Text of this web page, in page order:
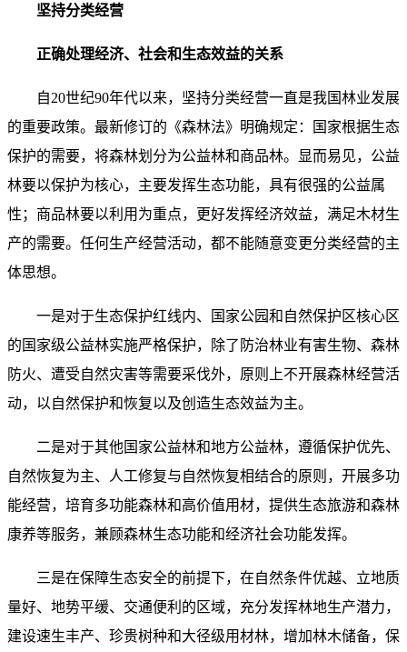
坚持分类经营
正确处理经济、社会和生态效益的关系
自20世纪90年代以来，坚持分类经营一直是我国林业发展
的重要政策。最新修订的《森林法》明确规定：国家根据生态
保护的需要，将森林划分为公益林和商品林。显而易见，公益
林要以保护为核心，主要发挥生态功能，具有很强的公益属
性；商品林要以利用为重点，更好发挥经济效益，满足木材生
产的需要。任何生产经营活动，都不能随意变更分类经营的主
体思想。
一是对于生态保护红线内、国家公园和自然保护区核心区
的国家级公益林实施严格保护，除了防治林业有害生物、森林
防火、遭受自然灾害等需要采伐外，原则上不开展森林经营活
动，以自然保护和恢复以及创造生态效益为主。
二是对于其他国家公益林和地方公益林，遵循保护优先、
自然恢复为主、人工修复与自然恢复相结合的原则，开展多功
能经营，培育多功能森林和高价值用材，提供生态旅游和森林
康养等服务，兼顾森林生态功能和经济社会功能发挥。
三是在保障生态安全的前提下，在自然条件优越、立地质
量好、地势平缓、交通便利的区域，充分发挥林地生产潜力，
建设速生丰产、珍贵树种和大径级用材林，增加林木储备，保